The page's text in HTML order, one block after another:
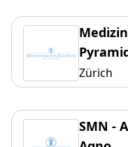
Zürich
SMN -